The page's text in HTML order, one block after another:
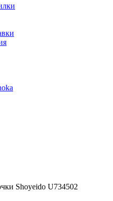
Shoyeido U734502